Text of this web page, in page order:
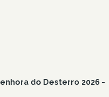
do Desterro 2026 -